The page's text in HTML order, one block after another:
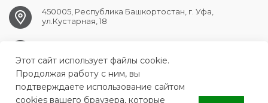
450005, Республика Башкортостан, г. Уфа,
ул.Кустарная, 18
Этот сайт использует файлы cookie.
Продолжая работу с ним, вы
подтверждаете использование сайтом
cookies вашего браузера, которые